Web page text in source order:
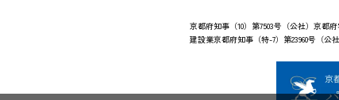
京都府知事（10）第7503号（公社）京都
建設業京都府知事（特-7）第23960号（